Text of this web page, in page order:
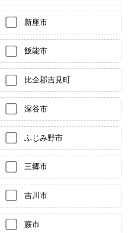
新座市
飯能市
比企郡吉見町
深谷市
ふじみ野市
三郷市
吉川市
蕨市